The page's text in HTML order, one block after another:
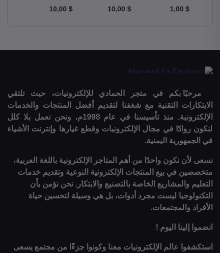
Ardunio Mega
2560
$ 1,00
Robotics Car
$ 10,00
Robot Car
$ 10,00
مرحبًا بكم في متجر الحمادي للإلكترونيات، حيث تلتقي
الابتكارات التقنية مع شغفنا لتقديم أفضل المنتجات والخدمات
الإلكترونية. منذ تأسيسنا في عام 1998م، ونحن نعمل بلا كلل
لنكون روادًا في مجال الإلكترونيات وقطع غيارها وإنترنت الأشياء
في الجمهورية اليمنية.
نسعى لأن نكون واحدًا من أهم المتاجر الإلكترونية باللغة العربية،
متخصصين في بيع المنتجات الإلكترونية النوعية وتقديم خدمات
التعليم والمشاريع الخاصة بالتصنيع والابتكار. نحن نؤمن بأن
التكنولوجيا ليست مجرد أدوات، بل هي وسيلة لتحسين حياة
الأفراد والمجتمعات.
انضموا إلينا اليوم !
استكشفوا عالم الإلكترونيات معنا وكونوا جزءًا من مجتمع يسعى